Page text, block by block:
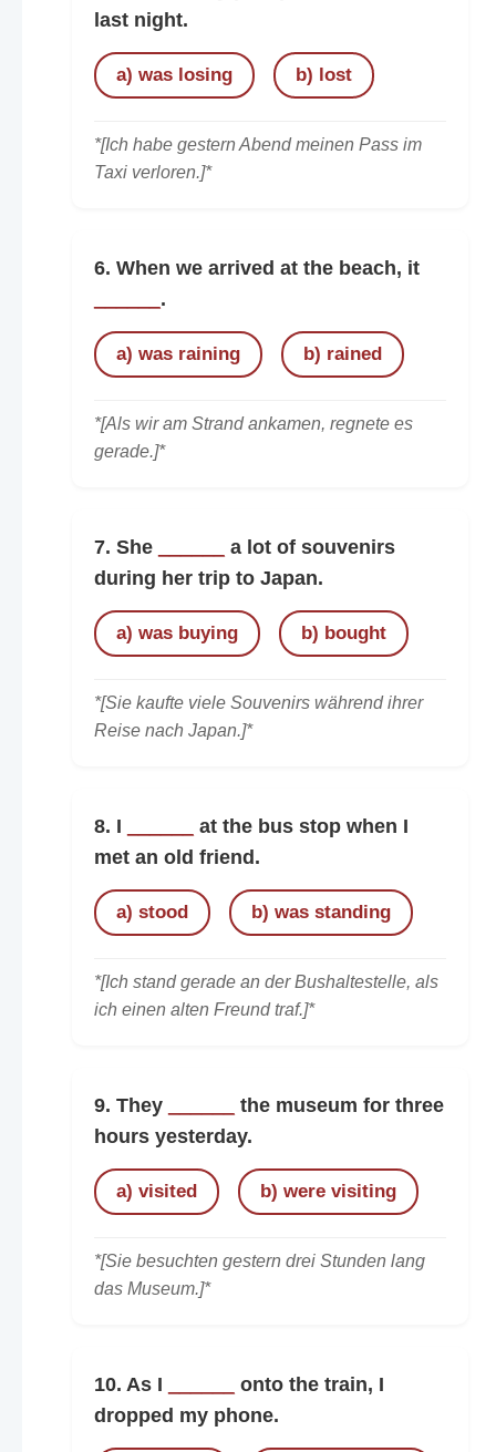
last night.
a) was losing b) lost
*[Ich habe gestern Abend meinen Pass im
Taxi verloren.]*
6. When we arrived at the beach, it
.
a) was raining b) rained
*[Als wir am Strand ankamen, regnete es
gerade.]*
7. She
a lot of souvenirs
during her trip to Japan.
a) was buying b) bought
*[Sie kaufte viele Souvenirs während ihrer
Reise nach Japan.]*
8. I
at the bus stop when I
met an old friend.
a) stood b) was standing
*[Ich stand gerade an der Bushaltestelle, als
ich einen alten Freund traf.]*
9. They
the museum for three
hours yesterday.
a) visited b) were visiting
*[Sie besuchten gestern drei Stunden lang
das Museum.]*
10. As I
onto the train, I
dropped my phone.